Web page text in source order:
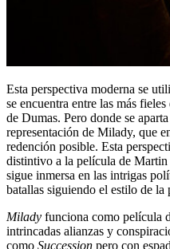
Esta perspectiva moderna se
se encuentra entre las más
de Dumas. Pero donde se
representación de Milady, que
redención posible. Esta
distintivo a la película de
sigue inmersa en las intrigas
batallas siguiendo el estilo de la
Milady funciona como película
intrincadas alianzas y
como Succession pero con